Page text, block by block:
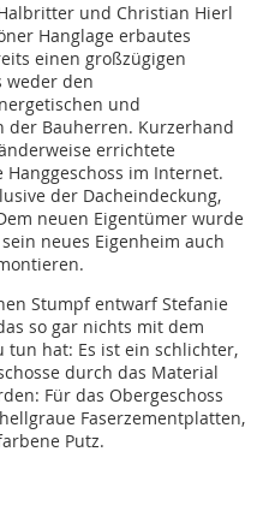
und Christian Hierl
Hanglage erbautes
einen großzügigen
weder den
und
der Bauherren. Kurzerhand
errichtete
im Internet.
der Dacheindeckung,
neuen Eigentümer wurde
neues Eigenheim auch
Stumpf entwarf Stefanie
so gar nichts mit dem
tun hat: Es ist ein schlichter,
durch das Material
Für das Obergeschoss
Faserzementplatten,
Putz.